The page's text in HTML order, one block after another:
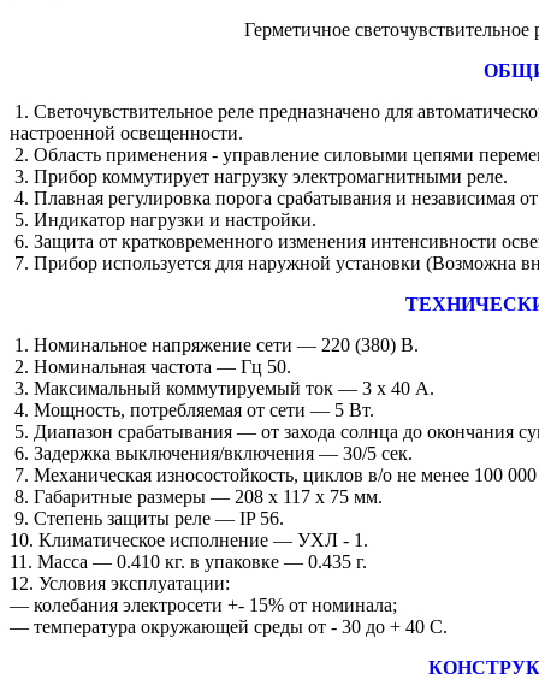
Герметичное
1. Светочувствительное реле предназначено для
настроенной освещенности.
2. Область применения - управление силовыми цепями
3. Прибор коммутирует нагрузку электромагнитными реле.
4. Плавная регулировка порога срабатывания и независимая
5. Индикатор нагрузки и настройки.
6. Защита от кратковременного изменения интенсивности
7. Прибор используется для наружной установки (Возможна
1. Номинальное напряжение сети ― 220 (380) В.
2. Номинальная частота ― Гц 50.
3. Максимальный коммутируемый ток ― 3 х 40 А.
4. Мощность, потребляемая от сети ― 5 Вт.
5. Диапазон срабатывания ― от захода солнца до окончания
6. Задержка выключения/включения ― 30/5 сек.
7. Механическая износостойкость, циклов в/о не менее 100 000
8. Габаритные размеры ― 208 х 117 х 75 мм.
9. Степень защиты реле ― IP 56.
10. Климатическое исполнение ― УХЛ - 1.
11. Масса ― 0.410 кг. в упаковке ― 0.435 г.
12. Условия эксплуатации:
― колебания электросети +- 15% от номинала;
― температура окружающей среды от - 30 до + 40 С.